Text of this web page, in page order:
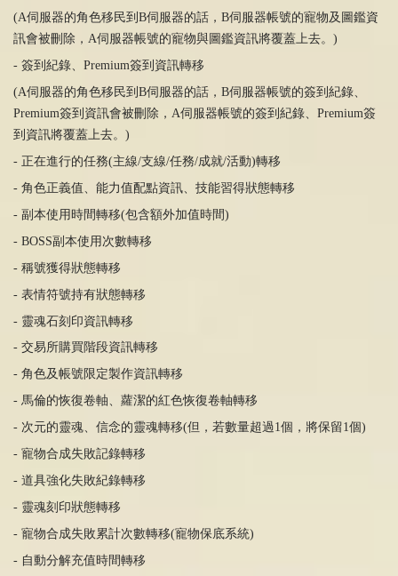
(A伺服器的角色移民到 B伺服器的話， B伺服器帳號的寵物及圖鑑資
訊會被刪除， A伺服器帳號的寵物與圖鑑資訊將覆蓋上去。 )
- 簽到紀錄、 Premium簽到資訊轉移
(A伺服器的角色移民到 B伺服器的話， B伺服器帳號的簽到紀錄、
Premium簽到資訊會被刪除， A伺服器帳號的簽到紀錄、 Premium簽
到資訊將覆蓋上去。 )
- 正在進行的任務(主線/支線/任務/成就/活動)轉移
- 角色正義值 、能力值配點資訊、技能習得狀態轉移
- 副本使用時間轉移(包含額外加值時間)
- BOSS副本使用次數轉移
- 稱號獲得狀態轉移
- 表情符號持有狀態轉移
- 靈魂石刻印資訊轉移
- 交易所購買階段資訊轉移
- 角色及帳號限定製作資訊轉移
- 馬倫的恢復卷軸、蘿潔的紅色恢復卷軸轉移
- 次元的靈魂、信念的靈魂轉移(但，若數量超過1個，將保留1個)
- 寵物合成失敗記錄轉移
- 道具強化失敗紀錄轉移
- 靈魂刻印狀態轉移
- 寵物合成失敗累計次數轉移(寵物保底系統)
- 自動分解充值時間轉移